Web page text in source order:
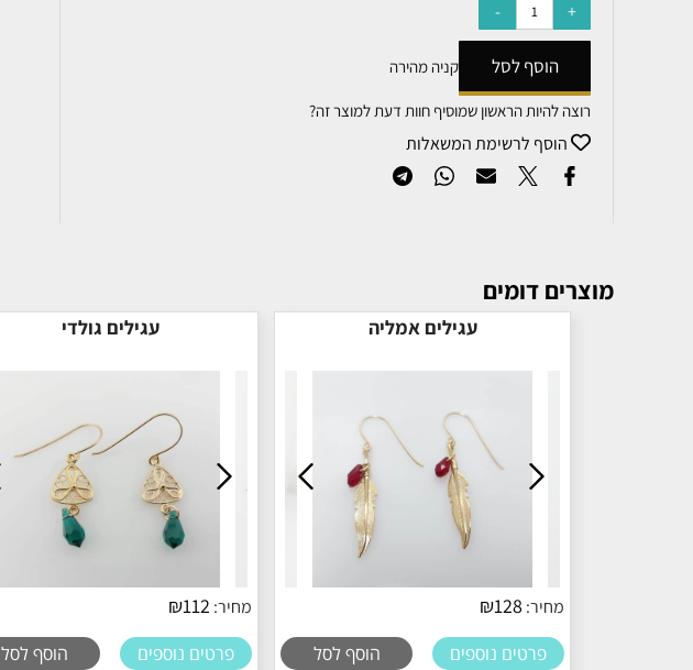
הוסף לסל קניה מהירה
רוצה להיות הראשון שמוסיף חוות דעת למוצר זה?
הוסף לרשימת המשאלות
מוצרים דומים
עגילים אמליה
מחיר: ₪128
פרטים נוספים הוסף לסל
עגילים גולדי
מחיר: ₪112
פרטים נוספים הוסף לסל